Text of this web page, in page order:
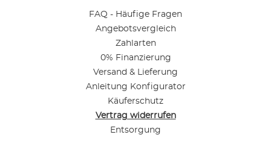
FAQ - Häufige Fragen
Angebotsvergleich
Zahlarten
0% Finanzierung
Versand & Lieferung
Anleitung Konfigurator
Käuferschutz
Vertrag widerrufen
Entsorgung